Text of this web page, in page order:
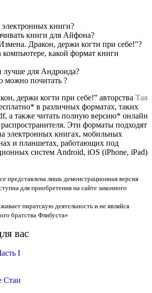
книги?
книги для Айфона?
Дракон, держи когти при себе!"?
компьютере, какой формат книги
лучше для Андроида?
можно почитать ?
держи когти при себе!” авторства Тая
в различных форматах, таких
а также читать полную версию* онлайн
распространителя. Эти форматы подходят
электронных книгах, мобильных
и планшетах, работающих под
систем Android, iOS (iPhone, iPad)
представлена лишь демонстрационная версия
для приобретения на сайте законного
пиратскую деятельность и не являйся
братства Флибуста»
вас
I
Стаи